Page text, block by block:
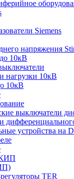
Siemens
напряжения
10кВ
нагрузки 10кВ
10кВ
выключатели
устройства на
КИП
TER